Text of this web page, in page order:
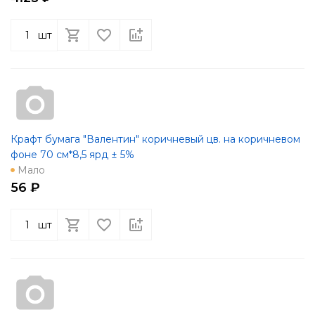
шт
Крафт бумага "Валентин" коричневый цв. на коричневом
фоне 70 см*8,5 ярд ± 5%
Мало
56 ₽
шт